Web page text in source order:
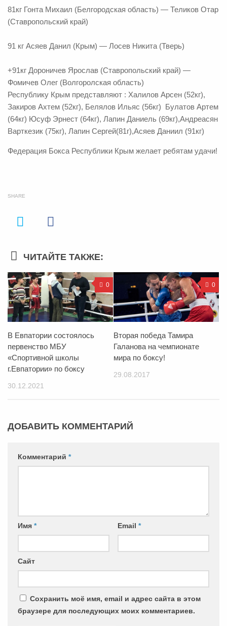
81кг Гонта Михаил (Белгородская область) — Теликов Отар
(Ставропольский край)
91 кг Асяев Данил (Крым) — Лосев Никита (Тверь)
+91кг Дороничев Ярослав (Ставропольский край) —
Фомичев Олег (Волгоролская область)
Республику Крым представляют : Халилов Арсен (52кг),
Закиров Ахтем (52кг), Белялов Ильяс (56кг) Булатов Артем
(64кг) Юсуф Эрнест (64кг), Лапин Даниель (69кг),Андреасян
Варткезик (75кг), Лапин Сергей(81г),Асяев Даниил (91кг)
Федерация Бокса Республики Крым желает ребятам удачи!
SHARE
ЧИТАЙТЕ ТАКЖЕ:
0
В Евпатории состоялось
первенство МБУ
«Спортивной школы
г.Евпатории» по боксу
30.12.2021
0
Вторая победа Тамира
Галанова на чемпионате
мира по боксу!
29.08.2017
ДОБАВИТЬ КОММЕНТАРИЙ
Комментарий *
Имя * Email *
Сайт
Сохранить моё имя, email и адрес сайта в этом
браузере для последующих моих комментариев.